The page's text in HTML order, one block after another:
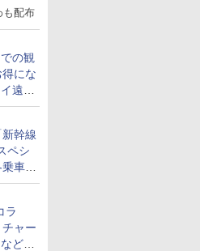
プラ
も配布
の観
にな
遠征
幹線
ペシ
乗車
ラ
ャー
ど雑